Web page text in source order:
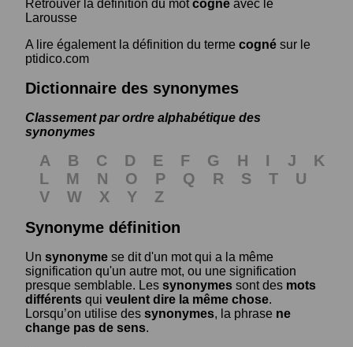
Retrouver la définition du motcogné avec le
Larousse
A lire également la définition du terme cogné sur le
ptidico.com
Dictionnaire des synonymes
Classement par ordre alphabétique des
synonymes
A B C D E F G H I J
K
L
M N O P Q R S T
U
V
W X Y
Z
Synonyme définition
Un synonyme se dit d'un mot qui a la même
signification qu'un autre mot, ou une signification
presque semblable. Les synonymes sont des mots
différents qui veulent dire la même chose.
Lorsqu’on utilise des synonymes, la phrase ne
change pas de sens.